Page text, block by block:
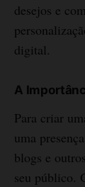
desejos e
digital.
A
Para criar
uma
blogs e
seu público.